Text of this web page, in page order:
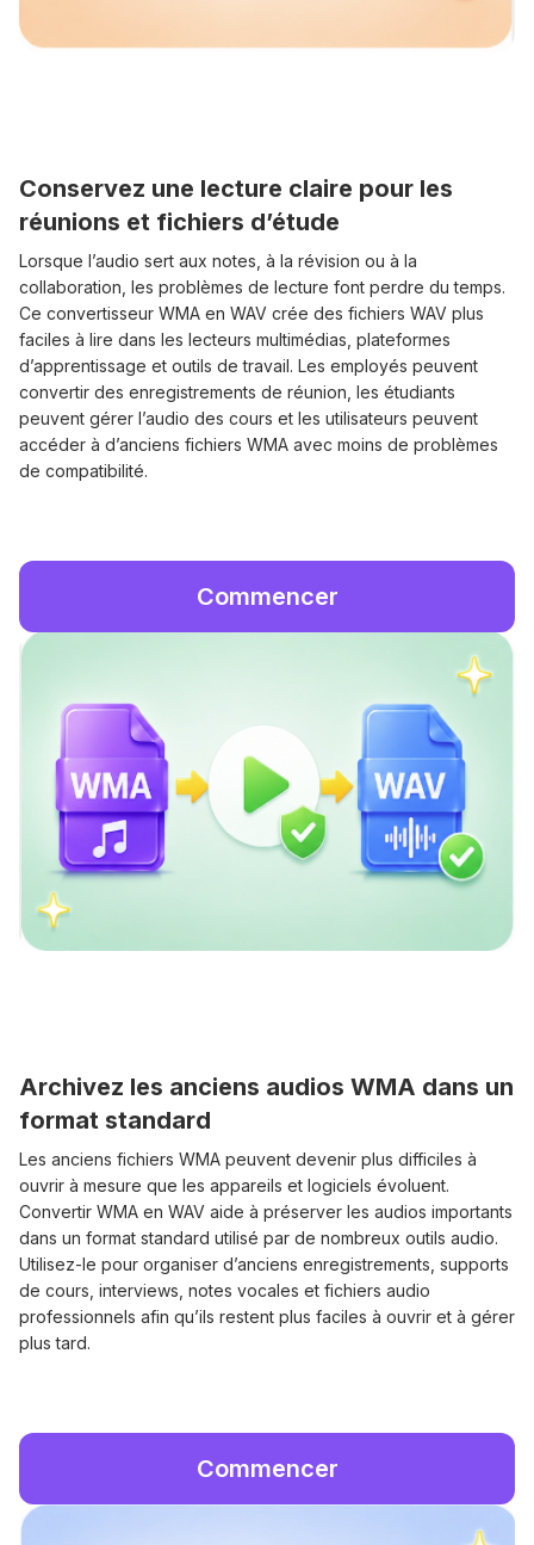
Conservez une lecture claire pour les
réunions et fichiers d’étude
Lorsque l’audio sert aux notes, à la révision ou à la
collaboration, les problèmes de lecture font perdre du temps.
Ce convertisseur WMA en WAV crée des fichiers WAV plus
faciles à lire dans les lecteurs multimédias, plateformes
d’apprentissage et outils de travail. Les employés peuvent
convertir des enregistrements de réunion, les étudiants
peuvent gérer l’audio des cours et les utilisateurs peuvent
accéder à d’anciens fichiers WMA avec moins de problèmes
de compatibilité.
Commencer
Archivez les anciens audios WMA dans un
format standard
Les anciens fichiers WMA peuvent devenir plus difficiles à
ouvrir à mesure que les appareils et logiciels évoluent.
Convertir WMA en WAV aide à préserver les audios importants
dans un format standard utilisé par de nombreux outils audio.
Utilisez-le pour organiser d’anciens enregistrements, supports
de cours, interviews, notes vocales et fichiers audio
professionnels afin qu’ils restent plus faciles à ouvrir et à gérer
plus tard.
Commencer